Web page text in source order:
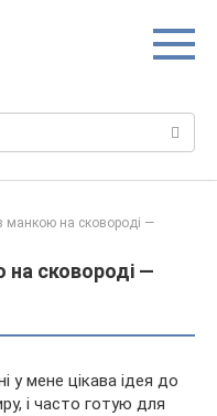
манкою на сковороді —
на сковороді —
у мене цікава ідея до
і часто готую для